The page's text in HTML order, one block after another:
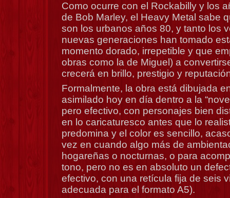
Como ocurre con el Rockabilly y los
de Bob Marley, el Heavy Metal sabe
son los urbanos años 80, y tanto los
nuevas generaciones han tomado
momento dorado, irrepetible y que
obras como la de Miguel) a
crecerá en brillo, prestigio y
Formalmente, la obra está dibujada
asimilado hoy en día dentro a la
pero efectivo, con personajes bien
en lo caricaturesco antes que lo
predomina y el color es sencillo,
vez en cuando algo más de
hogareñas o nocturnas, o para
tono, pero no es en absoluto un
efectivo, con una retícula fija de seis
adecuada para el formato A5).